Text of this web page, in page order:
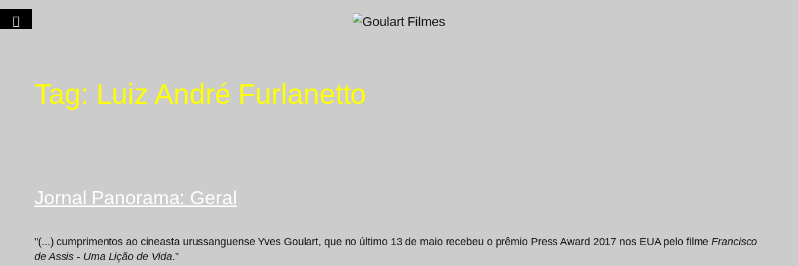
Tag: Luiz André Furlanetto
Jornal Panorama: Geral
"(...) cumprimentos ao cineasta urussanguense Yves Goulart, que no último 13 de maio recebeu o prêmio Press Award 2017 nos EUA pelo filmeFrancisco
de Assis - Uma Lição de Vida.”